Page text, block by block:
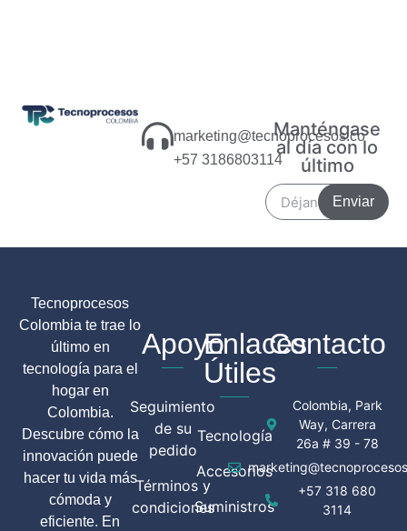
marketing@tecnoprocesos.co
+57 3186803114
Manténgase
al día con lo
último
Enviar
Tecnoprocesos
Colombia te trae lo
último en
tecnología para el
hogar en
Colombia.
Descubre cómo la
innovación puede
hacer tu vida más
cómoda y
eficiente. En
Apoyo
Seguimiento
de su
pedido
Términos y
condiciones
Enlaces
Útiles
Tecnología
Accesorios
Suministros
Contacto
Colombia, Park
Way, Carrera
26a # 39 - 78
+57 318 680
3114